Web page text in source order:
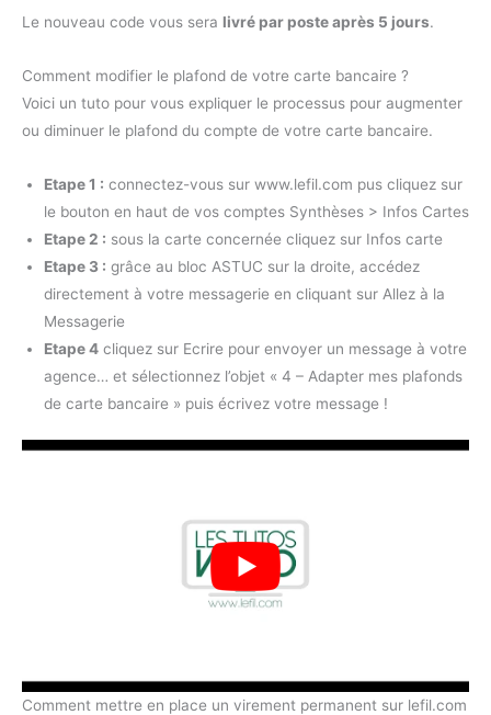
Le nouveau code vous sera livré par poste après 5 jours.
Comment modifier le plafond de votre carte bancaire ?
Voici un tuto pour vous expliquer le processus pour augmenter
ou diminuer le plafond du compte de votre carte bancaire.
Etape 1 : connectez-vous sur www.lefil.com pus cliquez sur
le bouton en haut de vos comptes Synthèses > Infos Cartes
Etape 2 : sous la carte concernée cliquez sur Infos carte
Etape 3 : grâce au bloc ASTUC sur la droite, accédez
directement à votre messagerie en cliquant sur Allez à la
Messagerie
Etape 4 cliquez sur Ecrire pour envoyer un message à votre
agence… et sélectionnez l’objet « 4 – Adapter mes plafonds
de carte bancaire » puis écrivez votre message !
Comment mettre en place un virement permanent sur lefil.com